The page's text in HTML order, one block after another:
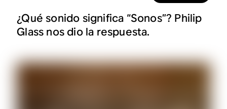
¿Qué sonido significa “Sonos”? Philip
Glass nos dio la respuesta.